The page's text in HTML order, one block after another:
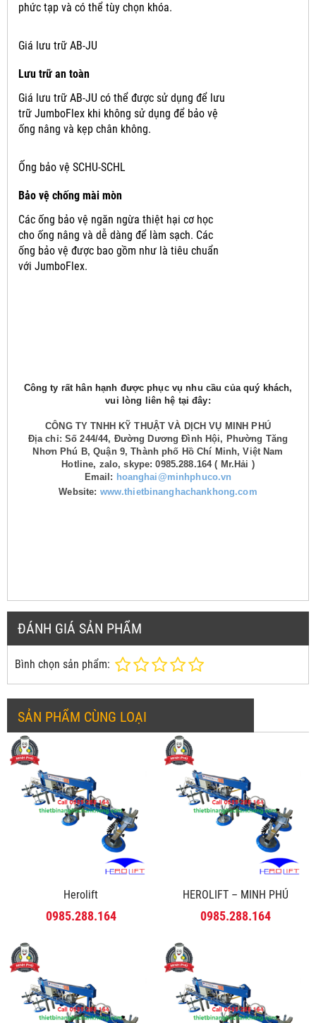
phức tạp và có thể tùy chọn khóa.
Giá lưu trữ AB-JU
Lưu trữ an toàn
Giá lưu trữ AB-JU có thể được sử dụng để lưu
trữ JumboFlex khi không sử dụng để bảo vệ
ống nâng và kẹp chân không.
Ống bảo vệ SCHU-SCHL
Bảo vệ chống mài mòn
Các ống bảo vệ ngăn ngừa thiệt hại cơ học
cho ống nâng và dễ dàng để làm sạch. Các
ống bảo vệ được bao gồm như là tiêu chuẩn
với JumboFlex.
Công ty rất hân hạnh được phục vụ nhu cầu của quý khách,
vui lòng liên hệ tại đây:
CÔNG TY TNHH KỸ THUẬT VÀ DỊCH VỤ MINH PHÚ
Địa chỉ: Số 244/44, Đường Dương Đình Hội, Phường Tăng
Nhơn Phú B, Quận 9, Thành phố Hồ Chí Minh, Việt Nam
Hotline, zalo, skype: 0985.288.164 ( Mr.Hải )
Email: hoanghai@minhphuco.vn
Website: www.thietbinanghachankhong.com
ĐÁNH GIÁ SẢN PHẨM
Bình chọn sản phẩm:
SẢN PHẨM CÙNG LOẠI
Herolift
0985.288.164
HEROLIFT – MINH PHÚ
0985.288.164